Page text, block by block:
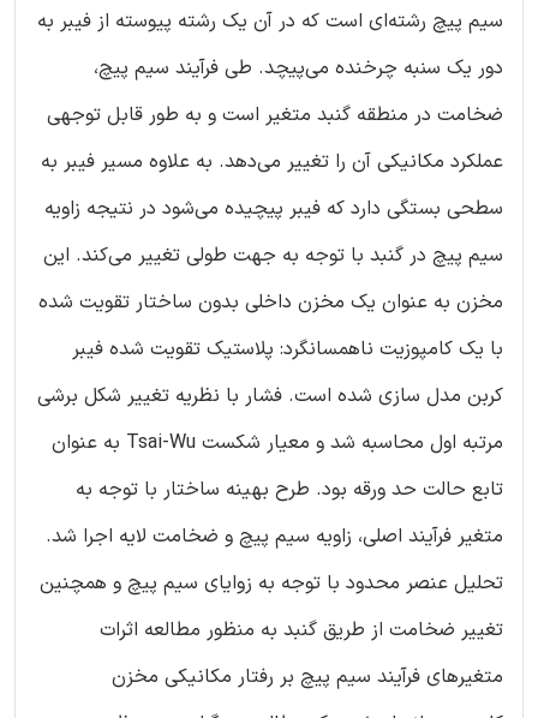
سیم پیچ رشته‌ای است که در آن یک رشته پیوسته از فیبر به
دور یک سنبه چرخنده می‌پیچد. طی فرآیند سیم پیچ،
ضخامت در منطقه گنبد متغیر است و به طور قابل توجهی
عملکرد مکانیکی آن را تغییر می‌دهد. به علاوه مسیر فیبر به
سطحی بستگی دارد که فیبر پیچیده می‌شود در نتیجه زاویه
سیم پیچ در گنبد با توجه به جهت طولی تغییر می‌کند. این
مخزن به عنوان یک مخزن داخلی بدون ساختار تقویت شده
با یک کامپوزیت ناهمسانگرد: پلاستیک تقویت شده فیبر
کربن مدل سازی شده است. فشار با نظریه تغییر شکل برشی
مرتبه اول محاسبه شد و معیار شکست Tsai-Wu به عنوان
تابع حالت حد ورقه بود. طرح بهینه ساختار با توجه به
متغیر فرآیند اصلی، زاویه سیم پیچ و ضخامت لایه اجرا شد.
تحلیل عنصر محدود با توجه به زوایای سیم پیچ و همچنین
تغییر ضخامت از طریق گنبد به منظور مطالعه اثرات
متغیرهای فرآیند سیم پیچ بر رفتار مکانیکی مخزن